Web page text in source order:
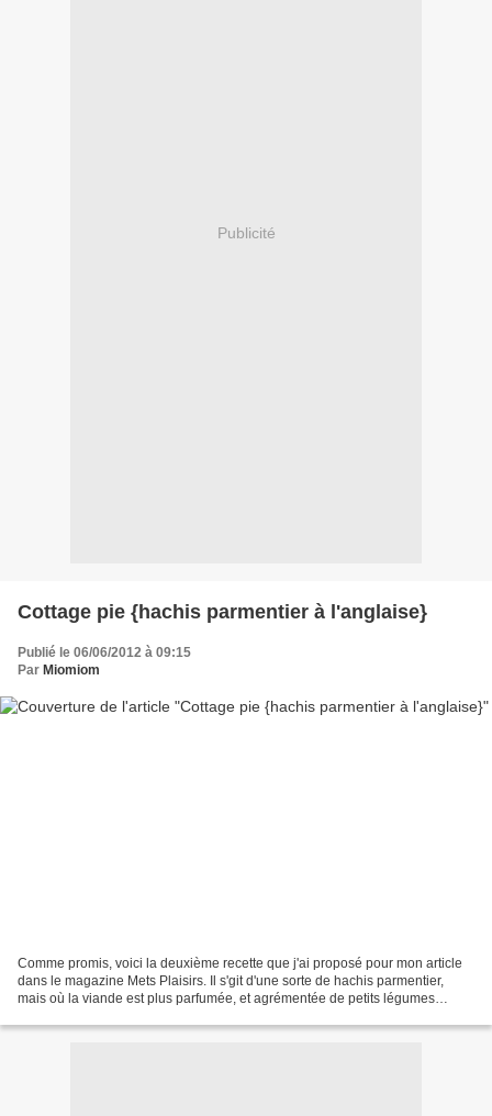
Publicité
Cottage pie {hachis parmentier à l'anglaise}
Publié le 06/06/2012 à 09:15
Par Miomiom
Comme promis, voici la deuxième recette que j'ai proposé pour mon article
dans le magazine Mets Plaisirs. Il s'git d'une sorte de hachis parmentier,
mais où la viande est plus parfumée, et agrémentée de petits légumes